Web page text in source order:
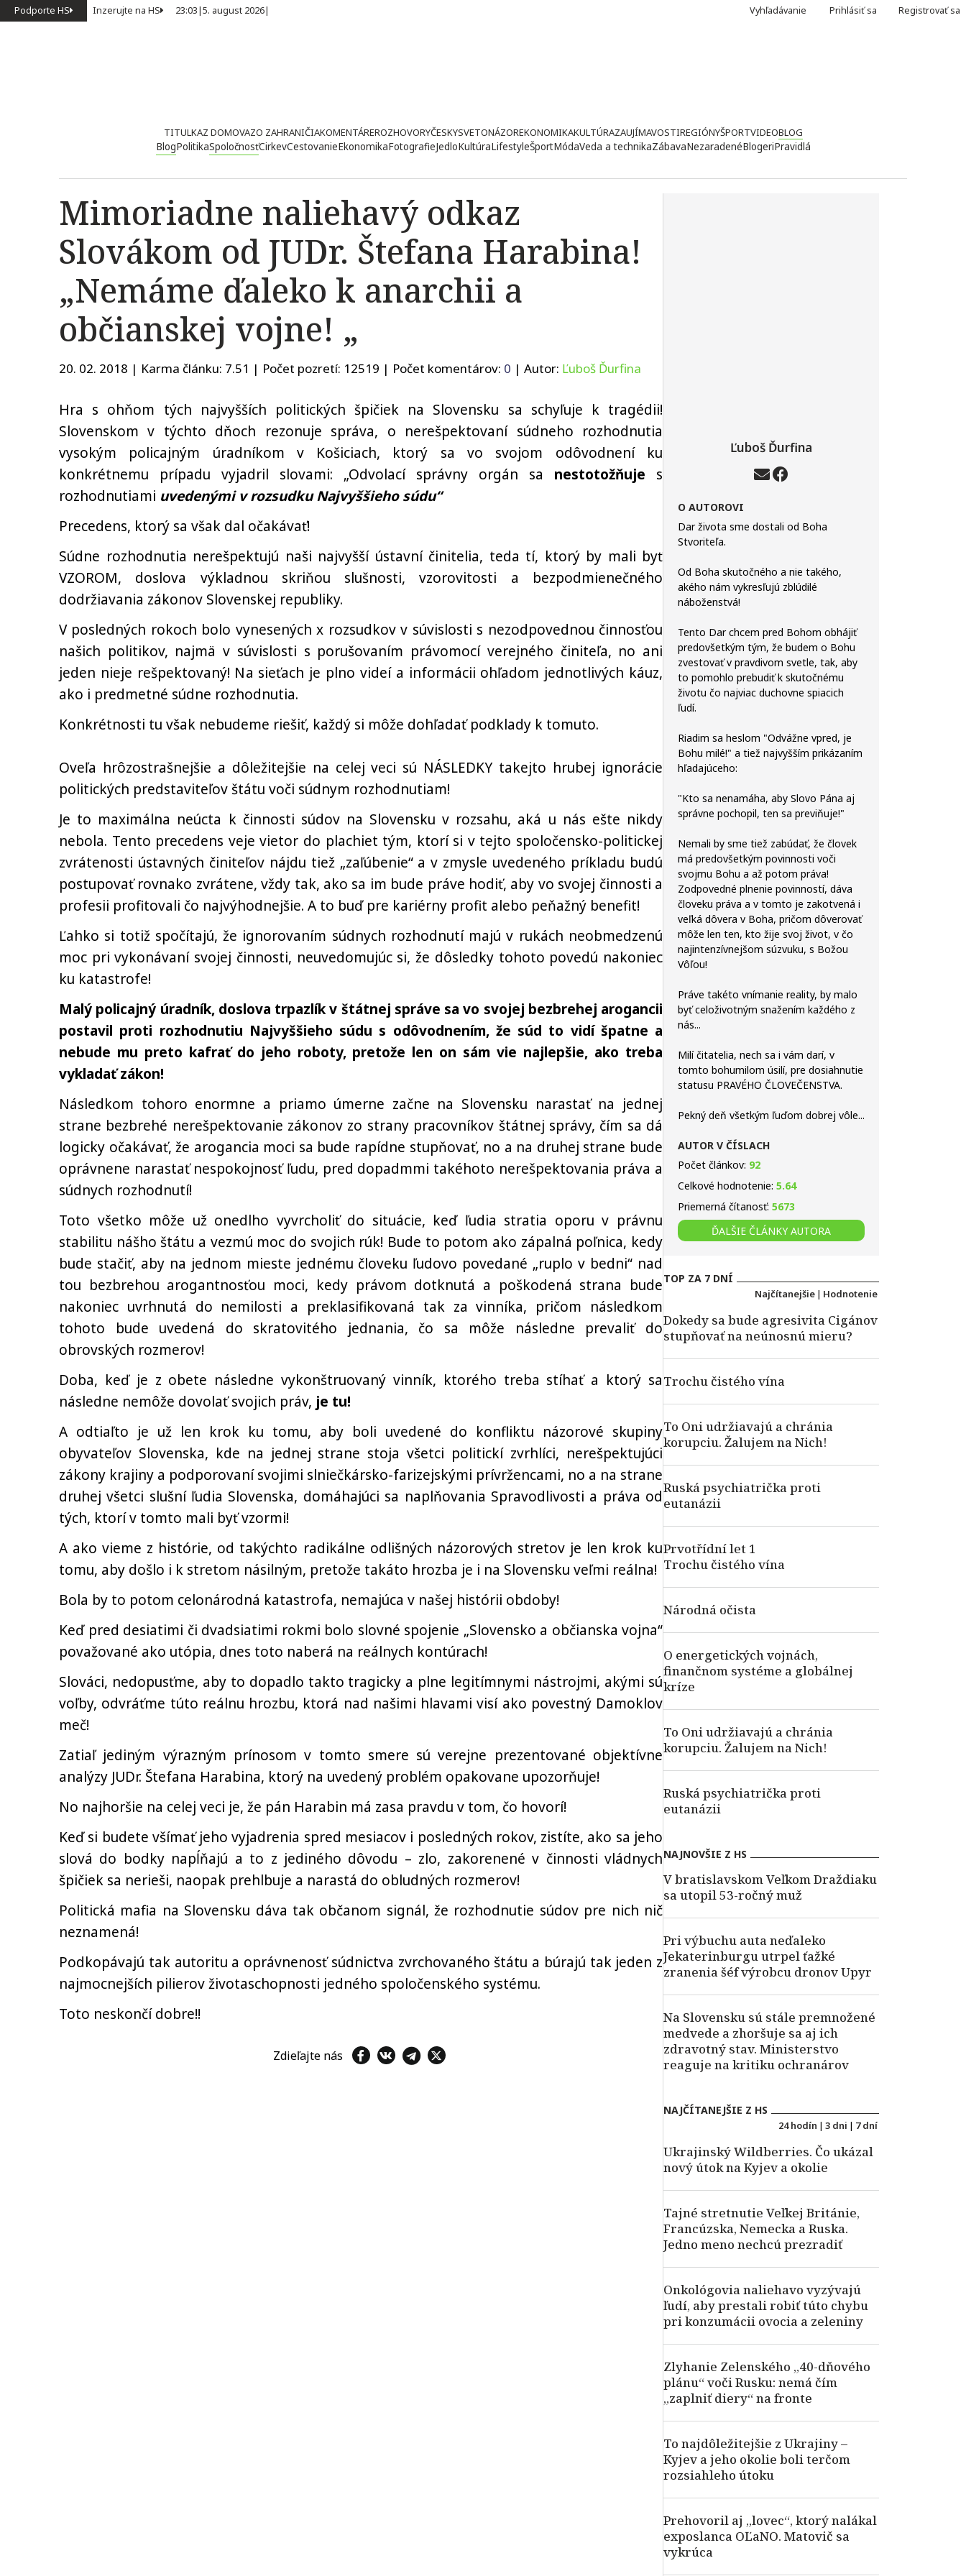
Podporte HS Inzerujte na HS 23:03|5. august 2026| Vyhľadávanie Prihlásiť sa Registrovať sa
TITULKAZ DOMOVAZO ZAHRANIČIAKOMENTÁREROZHOVORYČESKYSVETONÁZOREKONOMIKAKULTÚRAZAUJÍMAVOSTIREGIÓNYŠPORTVIDEOBLOG
BlogPolitikaSpoločnosťCirkevCestovanieEkonomikaFotografieJedloKultúraLifestyleŠportMódaVeda a technikaZábavaNezaradenéBlogeriPravidlá
Mimoriadne naliehavý odkaz
Slovákom od JUDr. Štefana Harabina!
„Nemáme ďaleko k anarchii a
občianskej vojne! „
20. 02. 2018 | Karma článku: 7.51 | Počet pozretí: 12519 | Počet komentárov: 0 | Autor: Ľuboš Ďurfina
Hra s ohňom tých najvyšších politických špičiek na Slovensku sa schyľuje k tragédii!
Slovenskom v týchto dňoch rezonuje správa, o nerešpektovaní súdneho rozhodnutia
vysokým policajným úradníkom v Košiciach, ktorý sa vo svojom odôvodnení ku
konkrétnemu prípadu vyjadril slovami: „Odvolací správny orgán sa nestotožňuje s
rozhodnutiami uvedenými v rozsudku Najvyššieho súdu“
Precedens, ktorý sa však dal očakávať!
Súdne rozhodnutia nerešpektujú naši najvyšší ústavní činitelia, teda tí, ktorý by mali byť
VZOROM, doslova výkladnou skriňou slušnosti, vzorovitosti a bezpodmienečného
dodržiavania zákonov Slovenskej republiky.
V posledných rokoch bolo vynesených x rozsudkov v súvislosti s nezodpovednou činnosťou
našich politikov, najmä v súvislosti s porušovaním právomocí verejného činiteľa, no ani
jeden nieje rešpektovaný! Na sieťach je plno videí a informácii ohľadom jednotlivých káuz,
ako i predmetné súdne rozhodnutia.
Konkrétnosti tu však nebudeme riešiť, každý si môže dohľadať podklady k tomuto.
Oveľa hrôzostrašnejšie a dôležitejšie na celej veci sú NÁSLEDKY takejto hrubej ignorácie
politických predstaviteľov štátu voči súdnym rozhodnutiam!
Je to maximálna neúcta k činnosti súdov na Slovensku v rozsahu, aká u nás ešte nikdy
nebola. Tento precedens veje vietor do plachiet tým, ktorí si v tejto spoločensko-politickej
zvrátenosti ústavných činiteľov nájdu tiež „zaľúbenie“ a v zmysle uvedeného príkladu budú
postupovať rovnako zvrátene, vždy tak, ako sa im bude práve hodiť, aby vo svojej činnosti a
profesii profitovali čo najvýhodnejšie. A to buď pre kariérny profit alebo peňažný benefit!
Ľahko si totiž spočítajú, že ignorovaním súdnych rozhodnutí majú v rukách neobmedzenú
moc pri vykonávaní svojej činnosti, neuvedomujúc si, že dôsledky tohoto povedú nakoniec
ku katastrofe!
Malý policajný úradník, doslova trpazlík v štátnej správe sa vo svojej bezbrehej arogancii
postavil proti rozhodnutiu Najvyššieho súdu s odôvodnením, že súd to vidí špatne a
nebude mu preto kafrať do jeho roboty, pretože len on sám vie najlepšie, ako treba
vykladať zákon!
Následkom tohoro enormne a priamo úmerne začne na Slovensku narastať na jednej
strane bezbrehé nerešpektovanie zákonov zo strany pracovníkov štátnej správy, čím sa dá
logicky očakávať, že arogancia moci sa bude rapídne stupňovať, no a na druhej strane bude
oprávnene narastať nespokojnosť ľudu, pred dopadmmi takéhoto nerešpektovania práva a
súdnych rozhodnutí!
Toto všetko môže už onedlho vyvrcholiť do situácie, keď ľudia stratia oporu v právnu
stabilitu nášho štátu a vezmú moc do svojich rúk! Bude to potom ako zápalná poľnica, kedy
bude stačiť, aby na jednom mieste jednému človeku ľudovo povedané „ruplo v bedni“ nad
tou bezbrehou arogantnosťou moci, kedy právom dotknutá a poškodená strana bude
nakoniec uvrhnutá do nemilosti a preklasifikovaná tak za vinníka, pričom následkom
tohoto bude uvedená do skratovitého jednania, čo sa môže následne prevaliť do
obrovských rozmerov!
Doba, keď je z obete následne vykonštruovaný vinník, ktorého treba stíhať a ktorý sa
následne nemôže dovolať svojich práv, je tu!
A odtiaľto je už len krok ku tomu, aby boli uvedené do konfliktu názorové skupiny
obyvateľov Slovenska, kde na jednej strane stoja všetci politickí zvrhlíci, nerešpektujúci
zákony krajiny a podporovaní svojimi slniečkársko-farizejskými prívržencami, no a na strane
druhej všetci slušní ľudia Slovenska, domáhajúci sa naplňovania Spravodlivosti a práva od
tých, ktorí v tomto mali byť vzormi!
A ako vieme z histórie, od takýchto radikálne odlišných názorových stretov je len krok ku
tomu, aby došlo i k stretom násilným, pretože takáto hrozba je i na Slovensku veľmi reálna!
Bola by to potom celonárodná katastrofa, nemajúca v našej histórii obdoby!
Keď pred desiatimi či dvadsiatimi rokmi bolo slovné spojenie „Slovensko a občianska vojna“
považované ako utópia, dnes toto naberá na reálnych kontúrach!
Slováci, nedopusťme, aby to dopadlo takto tragicky a plne legitímnymi nástrojmi, akými sú
voľby, odvráťme túto reálnu hrozbu, ktorá nad našimi hlavami visí ako povestný Damoklov
meč!
Zatiaľ jediným výrazným prínosom v tomto smere sú verejne prezentované objektívne
analýzy JUDr. Štefana Harabina, ktorý na uvedený problém opakovane upozorňuje!
No najhoršie na celej veci je, že pán Harabin má zasa pravdu v tom, čo hovorí!
Keď si budete všímať jeho vyjadrenia spred mesiacov i posledných rokov, zistíte, ako sa jeho
slová do bodky napĺňajú a to z jediného dôvodu – zlo, zakorenené v činnosti vládnych
špičiek sa nerieši, naopak prehlbuje a narastá do obludných rozmerov!
Politická mafia na Slovensku dáva tak občanom signál, že rozhodnutie súdov pre nich nič
neznamená!
Podkopávajú tak autoritu a oprávnenosť súdnictva zvrchovaného štátu a búrajú tak jeden z
najmocnejších pilierov životaschopnosti jedného spoločenského systému.
Toto neskončí dobre!!
Zdieľajte nás
Ľuboš Ďurfina
O AUTOROVI
Dar života sme dostali od Boha
Stvoriteľa.
Od Boha skutočného a nie takého,
akého nám vykresľujú zblúdilé
náboženstvá!
Tento Dar chcem pred Bohom obhájiť
predovšetkým tým, že budem o Bohu
zvestovať v pravdivom svetle, tak, aby
to pomohlo prebudiť k skutočnému
životu čo najviac duchovne spiacich
ľudí.
Riadim sa heslom "Odvážne vpred, je
Bohu milé!" a tiež najvyšším prikázaním
hľadajúceho:
"Kto sa nenamáha, aby Slovo Pána aj
správne pochopil, ten sa previňuje!"
Nemali by sme tiež zabúdať, že človek
má predovšetkým povinnosti voči
svojmu Bohu a až potom práva!
Zodpovedné plnenie povinností, dáva
človeku práva a v tomto je zakotvená i
veľká dôvera v Boha, pričom dôverovať
môže len ten, kto žije svoj život, v čo
najintenzívnejšom súzvuku, s Božou
Vôľou!
Práve takéto vnímanie reality, by malo
byť celoživotným snažením každého z
nás...
Milí čitatelia, nech sa i vám darí, v
tomto bohumilom úsilí, pre dosiahnutie
statusu PRAVÉHO ČLOVEČENSTVA.
Pekný deň všetkým ľuďom dobrej vôle...
AUTOR V ČÍSLACH
Počet článkov: 92
Celkové hodnotenie: 5.64
Priemerná čítanosť: 5673
ĎALŠIE ČLÁNKY AUTORA
TOP ZA 7 DNÍ
Najčítanejšie | Hodnotenie
Dokedy sa bude agresivita Cigánov
stupňovať na neúnosnú mieru?
Trochu čistého vína
To Oni udržiavajú a chránia
korupciu. Žalujem na Nich!
Ruská psychiatrička proti
eutanázii
Prvotřídní let 1
Trochu čistého vína
Národná očista
O energetických vojnách,
finančnom systéme a globálnej
kríze
To Oni udržiavajú a chránia
korupciu. Žalujem na Nich!
Ruská psychiatrička proti
eutanázii
NAJNOVŠIE Z HS
V bratislavskom Veľkom Draždiaku
sa utopil 53-ročný muž
Pri výbuchu auta neďaleko
Jekaterinburgu utrpel ťažké
zranenia šéf výrobcu dronov Upyr
Na Slovensku sú stále premnožené
medvede a zhoršuje sa aj ich
zdravotný stav. Ministerstvo
reaguje na kritiku ochranárov
NAJČÍTANEJŠIE Z HS
24 hodín | 3 dni | 7 dní
Ukrajinský Wildberries. Čo ukázal
nový útok na Kyjev a okolie
Tajné stretnutie Veľkej Británie,
Francúzska, Nemecka a Ruska.
Jedno meno nechcú prezradiť
Onkológovia naliehavo vyzývajú
ľudí, aby prestali robiť túto chybu
pri konzumácii ovocia a zeleniny
Zlyhanie Zelenského „40-dňového
plánu“ voči Rusku: nemá čím
„zaplniť diery“ na fronte
To najdôležitejšie z Ukrajiny –
Kyjev a jeho okolie boli terčom
rozsiahleho útoku
Prehovoril aj „lovec“, ktorý nalákal
exposlanca OĽaNO. Matovič sa
vykrúca